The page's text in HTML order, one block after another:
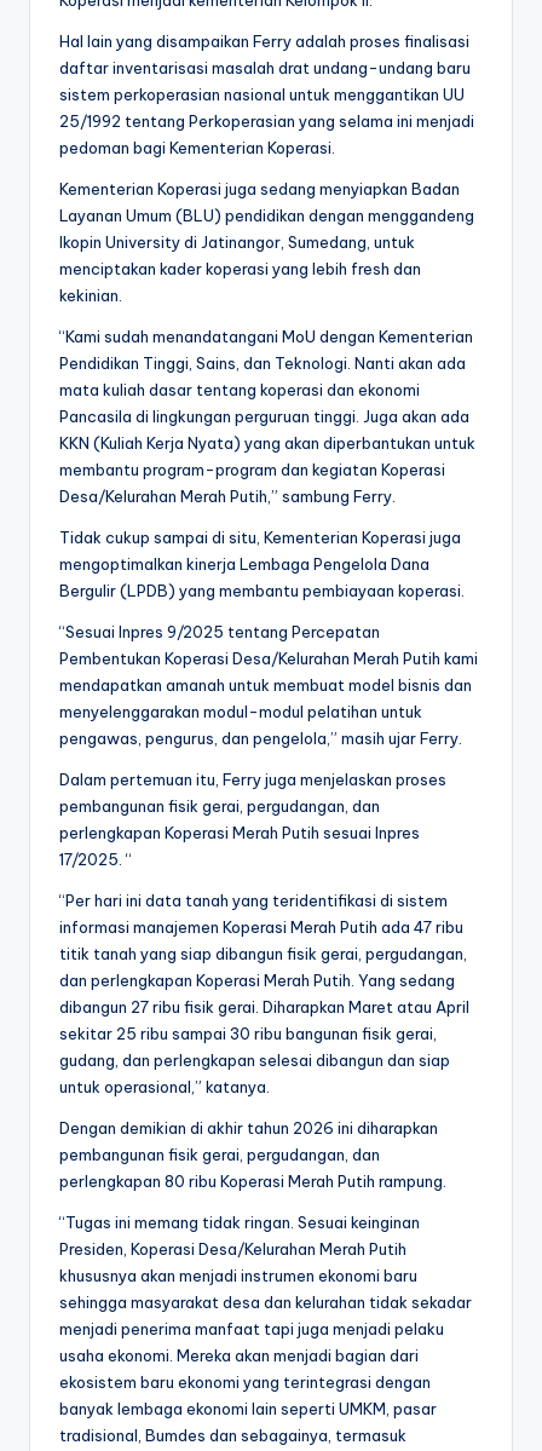
Hal lain yang disampaikan Ferry adalah proses finalisasi
daftar inventarisasi masalah drat undang-undang baru
sistem perkoperasian nasional untuk menggantikan UU
25/1992 tentang Perkoperasian yang selama ini menjadi
pedoman bagi Kementerian Koperasi.‎‎
Kementerian Koperasi juga sedang menyiapkan Badan
Layanan Umum (BLU) pendidikan dengan menggandeng
Ikopin University di Jatinangor, Sumedang, untuk
menciptakan kader koperasi yang lebih fresh dan
kekinian. ‎‎
“Kami sudah menandatangani MoU dengan Kementerian
Pendidikan Tinggi, Sains, dan Teknologi. Nanti akan ada
mata kuliah dasar tentang koperasi dan ekonomi
Pancasila di lingkungan perguruan tinggi. Juga akan ada
KKN (Kuliah Kerja Nyata) yang akan diperbantukan untuk
membantu program-program dan kegiatan Koperasi
Desa/Kelurahan Merah Putih,” sambung Ferry.
‎‎Tidak cukup sampai di situ, Kementerian Koperasi juga
mengoptimalkan kinerja Lembaga Pengelola Dana
Bergulir (LPDB) yang membantu pembiayaan koperasi. ‎‎
“Sesuai Inpres 9/2025 tentang Percepatan
Pembentukan Koperasi Desa/Kelurahan Merah Putih kami
mendapatkan amanah untuk membuat model bisnis dan
menyelenggarakan modul-modul pelatihan untuk
pengawas, pengurus, dan pengelola,” masih ujar Ferry.‎
Dalam pertemuan itu, Ferry juga menjelaskan proses
pembangunan fisik gerai, pergudangan, dan
perlengkapan Koperasi Merah Putih sesuai Inpres
17/2025. ‎‎“
“Per hari ini data tanah yang teridentifikasi di sistem
informasi manajemen Koperasi Merah Putih ada 47 ribu
titik tanah yang siap dibangun fisik gerai, pergudangan,
dan perlengkapan Koperasi Merah Putih. Yang sedang
dibangun 27 ribu fisik gerai. Diharapkan Maret atau April
sekitar 25 ribu sampai 30 ribu bangunan fisik gerai,
gudang, dan perlengkapan selesai dibangun dan siap
untuk operasional,” katanya.‎‎
Dengan demikian di akhir tahun 2026 ini diharapkan
pembangunan fisik gerai, pergudangan, dan
perlengkapan 80 ribu Koperasi Merah Putih rampung. ‎‎
“Tugas ini memang tidak ringan. Sesuai keinginan
Presiden, Koperasi Desa/Kelurahan Merah Putih
khususnya akan menjadi instrumen ekonomi baru
sehingga masyarakat desa dan kelurahan tidak sekadar
menjadi penerima manfaat tapi juga menjadi pelaku
usaha ekonomi. Mereka akan menjadi bagian dari
ekosistem baru ekonomi yang terintegrasi dengan
banyak lembaga ekonomi lain seperti UMKM, pasar
tradisional, Bumdes dan sebagainya, termasuk